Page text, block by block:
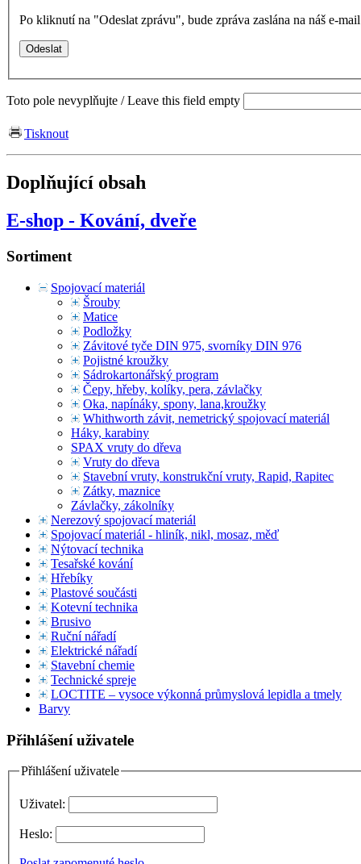
Po kliknutí na "Odeslat zprávu", bude zpráva zaslána na náš e-
Toto pole nevyplňujte / Leave this field empty
Tisknout
Doplňující obsah
E-shop - Kování, dveře
Sortiment
Spojovací materiál
Šrouby
Matice
Podložky
Závitové tyče DIN 975, svorníky DIN 976
Pojistné kroužky
Sádrokartonářský program
Čepy, hřeby, kolíky, pera, závlačky
Oka, napínáky, spony, lana,kroužky
Whithworth závit, nemetrický spojovací materiál
Háky, karabiny
SPAX vruty do dřeva
Vruty do dřeva
Stavební vruty, konstrukční vruty, Rapid, Rapitec
Zátky, maznice
Závlačky, zákolníky
Nerezový spojovací materiál
Spojovací materiál - hliník, nikl, mosaz, měď
Nýtovací technika
Tesařské kování
Hřebíky
Plastové součásti
Kotevní technika
Brusivo
Ruční nářadí
Elektrické nářadí
Stavební chemie
Technické spreje
LOCTITE – vysoce výkonná průmyslová lepidla a tmely
Barvy
Přihlášení uživatele
Přihlášení uživatele
Uživatel:
Heslo: